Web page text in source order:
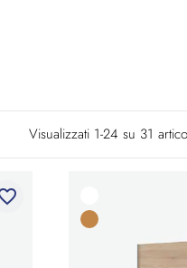
Visualizzati 1-24 su 31